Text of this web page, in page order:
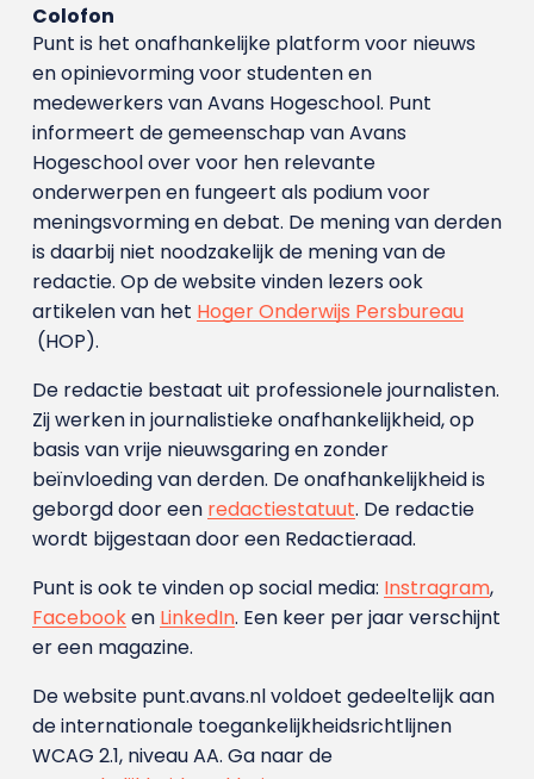
Colofon
Punt is het onafhankelijke platform voor nieuws
en opinievorming voor studenten en
medewerkers van Avans Hoge­school. Punt
informeert de gemeenschap van Avans
Hogeschool over voor hen relevante
onderwerpen en fungeert als podium voor
meningsvorming en debat. De mening van derden
is daarbij niet noodzakelijk de mening van de
redactie. Op de website vinden lezers ook
artikelen van het Hoger Onderwijs Persbureau
(HOP).
De redactie bestaat uit professionele journalisten.
Zij werken in journalistieke onafhankelijkheid, op
basis van vrije nieuwsgaring en zonder
beïnvloeding van derden. De onafhankelijkheid is
geborgd door een redactiestatuut. De redactie
wordt bijgestaan door een Redactieraad.
Punt is ook te vinden op social media: Instragram,
Facebooken LinkedIn. Een keer per jaar verschijnt
er een magazine.
De website punt.avans.nl voldoet gedeeltelijk aan
de internationale toegankelijkheidsrichtlijnen
WCAG 2.1, niveau AA. Ga naar de